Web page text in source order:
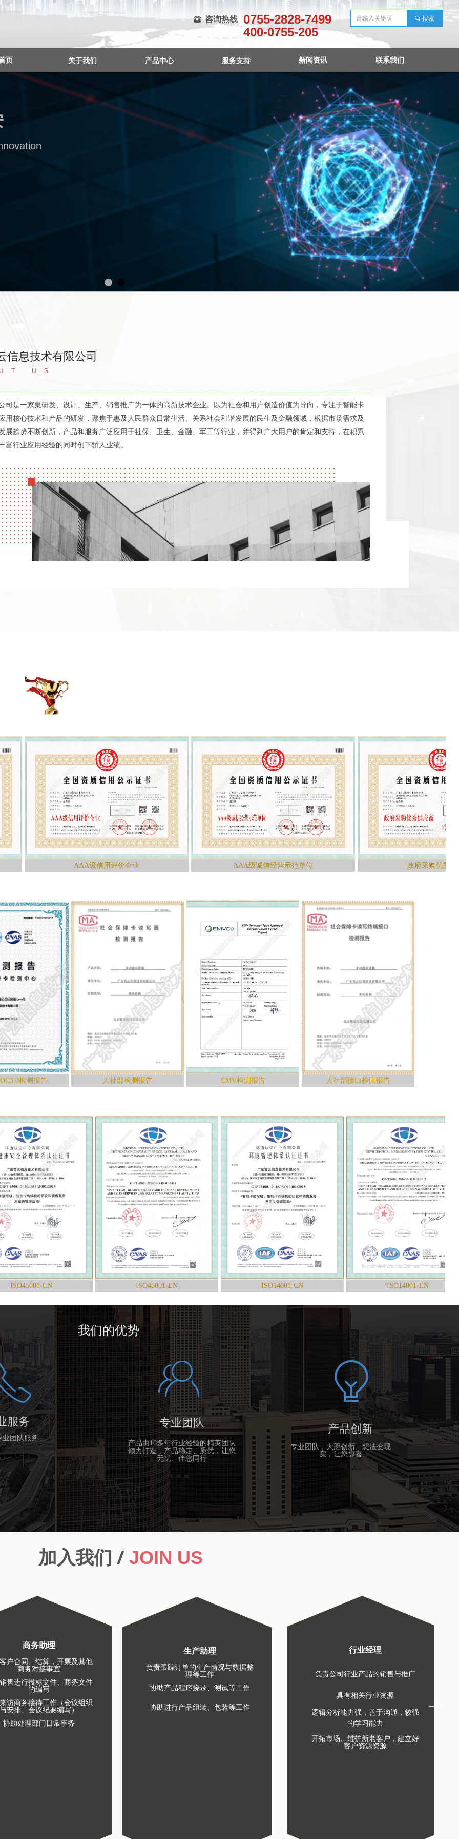
0755-2828-7499
400-0755-205
끠 搜索
뀰 咨询热线
关于我们 产品中心 服务支持 新闻资讯 联系我们
页
加入我们 / JOIN US
行业经理
负责公司行业产品的销售与推广
具有相关行业资源
逻辑分析能力强，善于沟通，较强
的学习能力
开拓市场、维护新老客户，建立好
客户资源资源
商务助理
户合同、结算，开票及其他
商务对接事宜
售进行投标文件、商务文件
的编写
访商务接待工作（会议组织
与安排、会议纪要编写）
协助处理部门日常事务
生产助理
负责跟踪订单的生产情况与数据整
理等工作
协助产品程序烧录、测试等工作
协助进行产品组装、包装等工作
ꁹ
司是一家集研发、设计、生产、销售推广为一体的高新技术企业。以为社会和用户创造价值为导向，专注于智能卡
用核心技术和产品的研发，聚焦于惠及人民群众日常生活、关系社会和谐发展的民生及金融领域，根据市场需求及
展趋势不断创新，产品和服务广泛应用于社保、卫生、金融、军工等行业，并得到广大用户的肯定和支持，在积累
富行业应用经验的同时创下骄人业绩。
信息技术有限公司
US
AAA级信用评价企业 AAA级诚信经营示范单位 政府采购优秀供应商
CN ISO45001-EN ISO14001-CN ISO14001-EN
测报告 人社部检测报告 EMV检测报告 人社部接口检测报告
我们的优势
服务
业团队服务
产品由10多年行业经验的精英团队
倾力打造，产品稳定、质优，让您
无忧、伴您同行
专业团队
ꁘ
专业团队，大胆创新、想法变现
实，让您惊喜
产品创新
ꁙ
建设服务商